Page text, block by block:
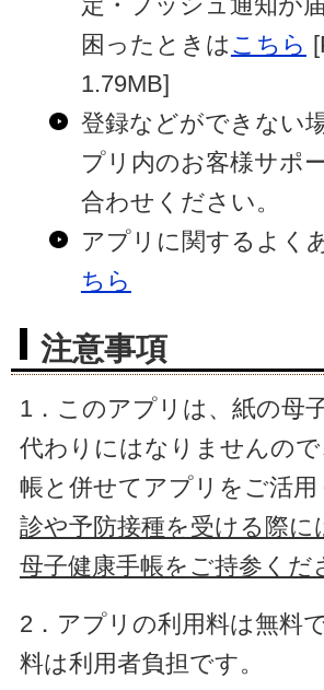
困ったときは こちら
1.79MB]
登録などができない
プリ内のお客様サポ
合わせください。
アプリに関するよく
ちら
注意事項
1．このアプリは、紙の母
代わりにはなりませんの
帳と併せてアプリをご活用
診や予防接種を受ける際に
母子健康手帳をご持参くだ
2．アプリの利用料は無料
料は利用者負担です。